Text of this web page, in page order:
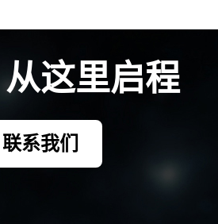
这里启程
联系我们